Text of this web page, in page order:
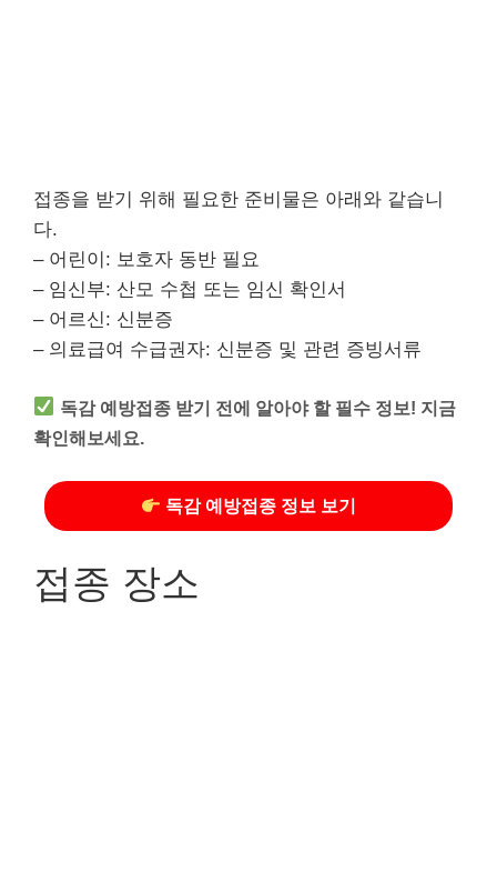
접종을 받기 위해 필요한 준비물은 아래와 같습니
다.
– 어린이: 보호자 동반 필요
– 임신부: 산모 수첩 또는 임신 확인서
– 어르신: 신분증
– 의료급여 수급권자: 신분증 및 관련 증빙서류
독감 예방접종 받기 전에 알아야 할 필수 정보! 지금
확인해보세요.
독감 예방접종 정보 보기
접종 장소